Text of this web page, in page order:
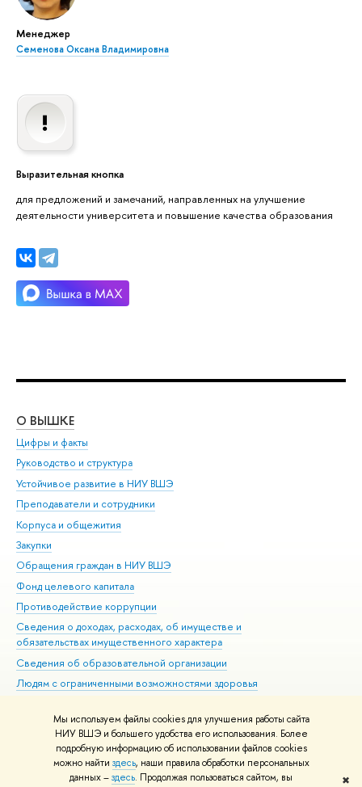
Мы используем файлы cookies для улучшения работы сайта
НИУ ВШЭ и большего удобства его использования. Более
подробную информацию об использовании файлов cookies
можно найти здесь, наши правила обработки персональных
данных –здесь. Продолжая пользоваться сайтом, вы
✖
Менеджер
Семенова Оксана Владимировна
Выразительная кнопка
для предложений и замечаний, направленных на улучшение
деятельности университета и повышение качества образования
О ВЫШКЕ
Цифры и факты
Руководство и структура
Устойчивое развитие в НИУ ВШЭ
Преподаватели и сотрудники
Корпуса и общежития
Закупки
Обращения граждан в НИУ ВШЭ
Фонд целевого капитала
Противодействие коррупции
Сведения о доходах, расходах, об имуществе и
обязательствах имущественного характера
Сведения об образовательной организации
Людям с ограниченными возможностями здоровья
Работа в Вышке